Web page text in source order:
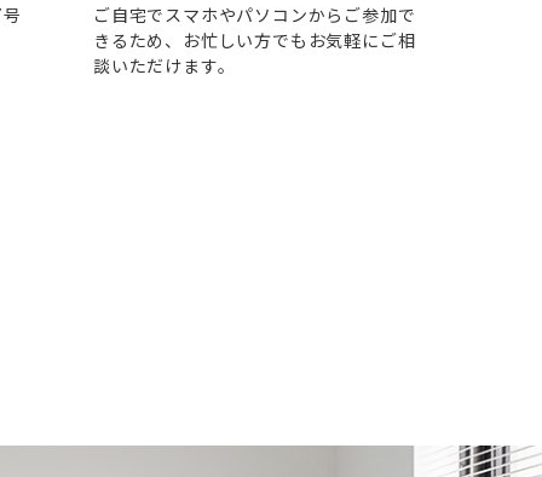
ご自宅でスマホやパソコンからご参加で
きるため、お忙しい方でもお気軽にご相
談いただけます。